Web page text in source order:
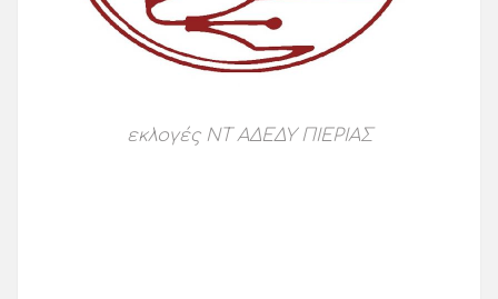
εκλογές ΝΤ ΑΔΕΔΥ ΠΙΕΡΙΑΣ